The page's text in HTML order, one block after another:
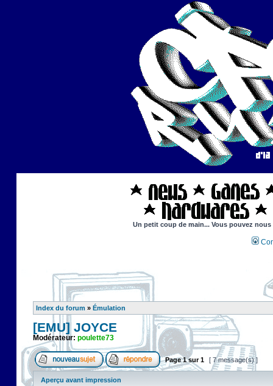
Un petit coup de main... Vous pouvez
Index du forum » Émulation
[EMU] JOYCE
Modérateur: poulette73
Page1sur1 [ 7 message(s) ]
Aperçu avant impression